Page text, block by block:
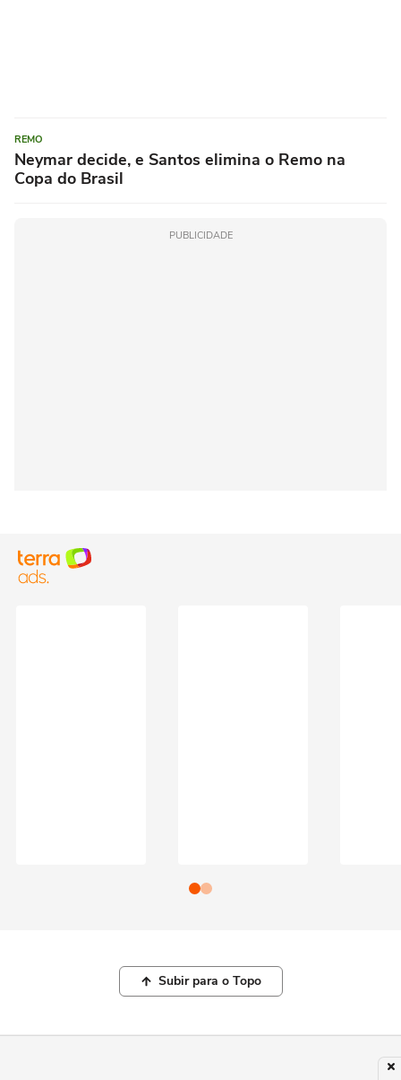
REMO
Neymar decide, e Santos elimina o Remo na
Copa do Brasil
PUBLICIDADE
Subir para o Topo